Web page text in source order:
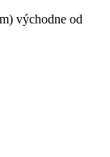
východne od